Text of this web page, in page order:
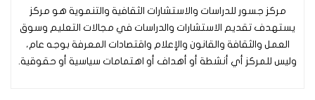
مركز جسور للدراسات والاستشارات الثقافية والتنموية هو مركز
يستهدف تقديم الاستشارات والدراسات في مجالات التعليم وسوق
العمل والثقافة والقانون والإعلام واقتصادات المعرفة بوجه عام،
وليس للمركز أي أنشطة أو أهداف أو اهتمامات سياسية أو حقوقية.